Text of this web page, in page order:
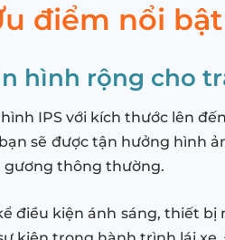
điểm nổi
hình rộng cho
IPS với kích thước lên
sẽ được tận hưởng hình
gương thông thường.
điều kiện ánh sáng, thiết bị